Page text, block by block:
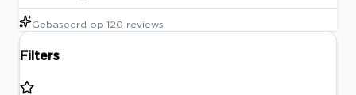
Gebaseerd op 120 reviews
Filters